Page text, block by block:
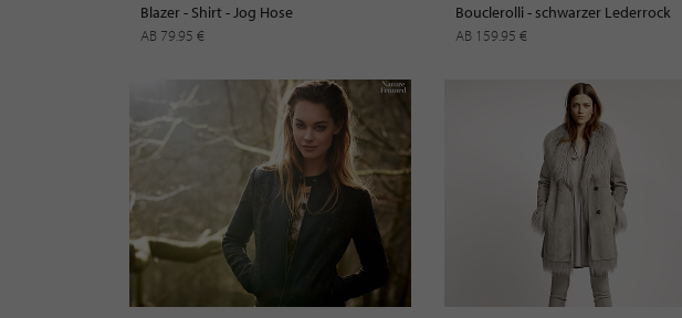
Blazer - Shirt - Jog Hose
AB 79.95 €
Bouclerolli - schwarzer Lederrock
AB 159.95 €